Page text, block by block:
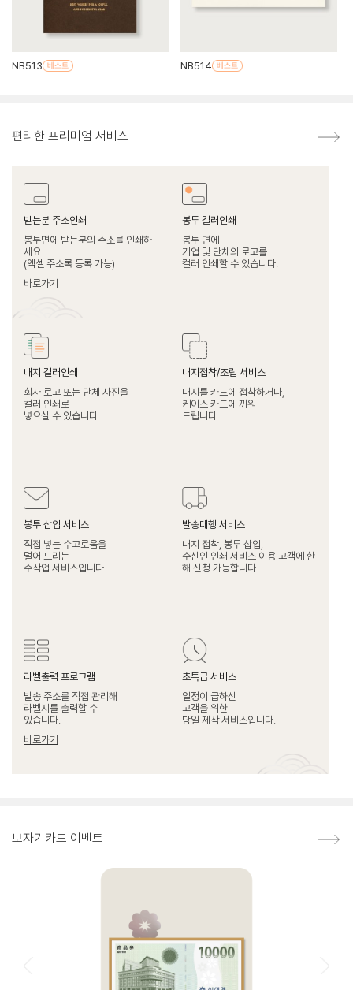
NB513 NB514
편리한 프리미엄 서비스
받는분 주소인쇄
봉투면에 받는분의 주소를 인쇄하
세요.
(엑셀 주소록 등록 가능)
바로가기
봉투 컬러인쇄
봉투 면에
기업 및 단체의 로고를
컬러 인쇄할 수 있습니다.
내지 컬러인쇄
회사 로고 또는 단체 사진을
컬러 인쇄로
넣으실 수 있습니다.
내지접착/조립 서비스
내지를 카드에 접착하거나,
케이스 카드에 끼워
드립니다.
봉투 삽입 서비스
직접 넣는 수고로움을
덜어 드리는
수작업 서비스입니다.
발송대행 서비스
내지 접착, 봉투 삽입,
수신인 인쇄 서비스 이용 고객에 한
해 신청 가능합니다.
라벨출력 프로그램
발송 주소를 직접 관리해
라벨지를 출력할 수
있습니다.
바로가기
초특급 서비스
일정이 급하신
고객을 위한
당일 제작 서비스입니다.
보자기카드 이벤트